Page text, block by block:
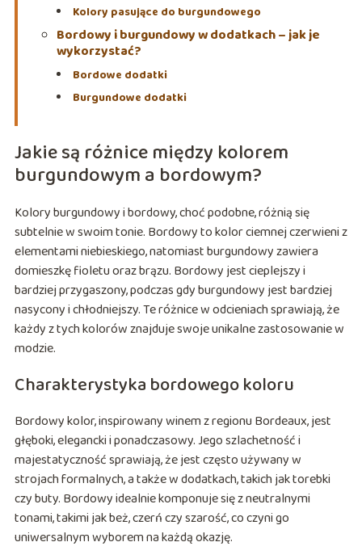
Kolory pasujące do burgundowego
Bordowy i burgundowy w dodatkach – jak je
wykorzystać?
Bordowe dodatki
Burgundowe dodatki
Jakie są różnice między kolorem
burgundowym a bordowym?
Kolory burgundowy i bordowy, choć podobne, różnią się
subtelnie w swoim tonie. Bordowy to kolor ciemnej czerwieni z
elementami niebieskiego, natomiast burgundowy zawiera
domieszkę fioletu oraz brązu. Bordowy jest cieplejszy i
bardziej przygaszony, podczas gdy burgundowy jest bardziej
nasycony i chłodniejszy. Te różnice w odcieniach sprawiają, że
każdy z tych kolorów znajduje swoje unikalne zastosowanie w
modzie.
Charakterystyka bordowego koloru
Bordowy kolor, inspirowany winem z regionu Bordeaux, jest
głęboki, elegancki i ponadczasowy. Jego szlachetność i
majestatyczność sprawiają, że jest często używany w
strojach formalnych, a także w dodatkach, takich jak torebki
czy buty. Bordowy idealnie komponuje się z neutralnymi
tonami, takimi jak beż, czerń czy szarość, co czyni go
uniwersalnym wyborem na każdą okazję.